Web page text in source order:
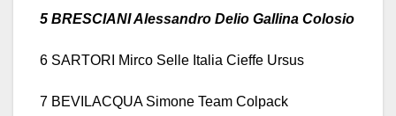
5 BRESCIANI Alessandro Delio Gallina Colosio
6 SARTORI Mirco Selle Italia Cieffe Ursus
7 BEVILACQUA Simone Team Colpack